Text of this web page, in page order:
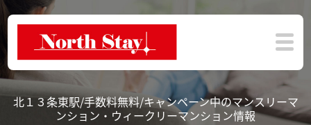
北１３条東駅/手数料無料/キャンペーン中のマンスリーマ
ンション・ウィークリーマンション情報